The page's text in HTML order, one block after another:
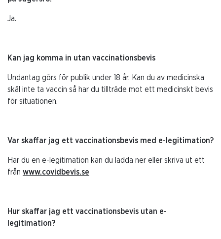
Ja.
Kan jag komma in utan vaccinationsbevis
Undantag görs för publik under 18 år. Kan du av medicinska
skäl inte ta vaccin så har du tillträde mot ett medicinskt bevis
för situationen.
Var skaffar jag ett vaccinationsbevis med e-legitimation?
Har du en e-legitimation kan du ladda ner eller skriva ut ett
från www.covidbevis.se
Hur skaffar jag ett vaccinationsbevis utan e-
legitimation?